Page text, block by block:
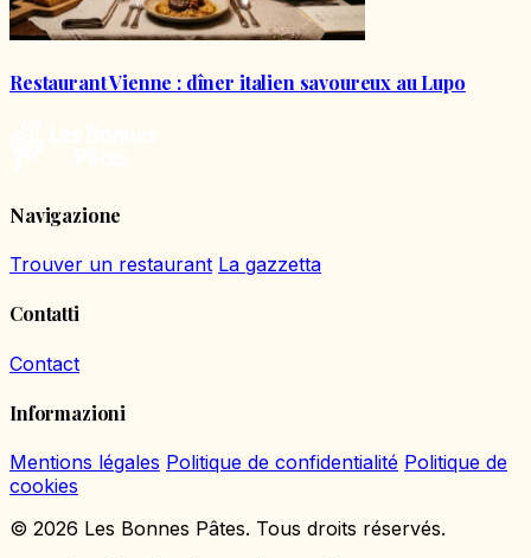
Restaurant Vienne : dîner italien savoureux au Lupo
Navigazione
Trouver un restaurant La gazzetta
Contatti
Contact
Informazioni
Mentions légales Politique de confidentialité Politique de
cookies
© 2026 Les Bonnes Pâtes. Tous droits réservés.